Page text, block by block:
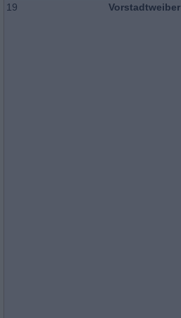
19
Vorstadtweiber